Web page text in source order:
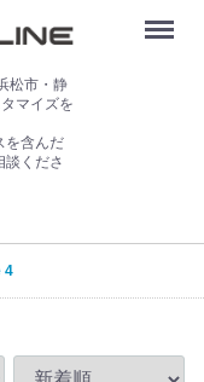
松市・静
マイズを
を含んだ
談くださ
Menu
4